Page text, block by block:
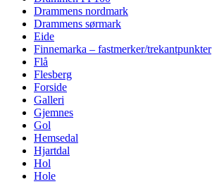
Drammens nordmark
Drammens sørmark
Eide
Finnemarka – fastmerker/trekantpunkter
Flå
Flesberg
Forside
Galleri
Gjemnes
Gol
Hemsedal
Hjartdal
Hol
Hole